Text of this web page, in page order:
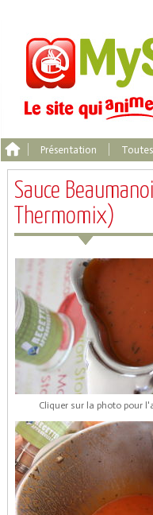
Présentation
Sauce
Thermomix)
Cliquer sur la photo pour